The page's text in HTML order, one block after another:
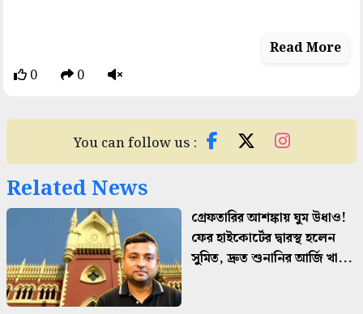
Read More
0
0
You can follow us :
Related News
গ্রেফতারির আশঙ্কায় ঘুম উধাও!
ফের হাইকোর্টের দ্বারস্থ হলেন
সুমিত, দ্রুত শুনানির আর্জি খা...